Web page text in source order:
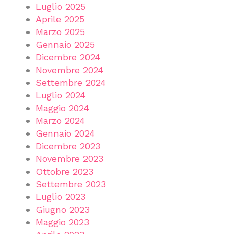
Luglio 2025
Aprile 2025
Marzo 2025
Gennaio 2025
Dicembre 2024
Novembre 2024
Settembre 2024
Luglio 2024
Maggio 2024
Marzo 2024
Gennaio 2024
Dicembre 2023
Novembre 2023
Ottobre 2023
Settembre 2023
Luglio 2023
Giugno 2023
Maggio 2023